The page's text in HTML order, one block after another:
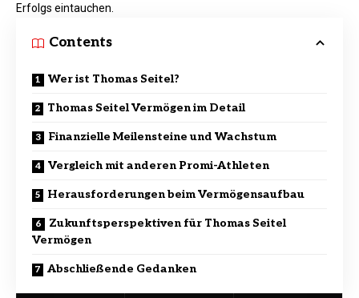
Erfolgs eintauchen.
Contents
Wer ist Thomas Seitel?
Thomas Seitel Vermögen im Detail
Finanzielle Meilensteine und Wachstum
Vergleich mit anderen Promi-Athleten
Herausforderungen beim Vermögensaufbau
Zukunftsperspektiven für Thomas Seitel
Vermögen
Abschließende Gedanken